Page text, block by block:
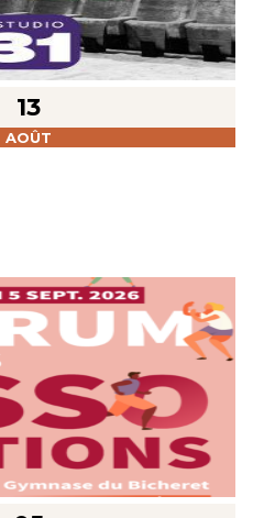
13
AOÛT